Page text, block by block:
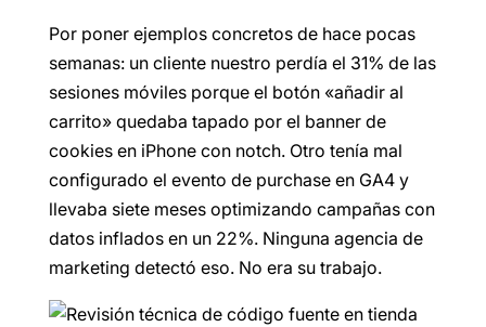
Por poner ejemplos concretos de hace pocas
semanas: un cliente nuestro perdía el 31% de las
sesiones móviles porque el botón «añadir al
carrito» quedaba tapado por el banner de
cookies en iPhone con notch. Otro tenía mal
configurado el evento de purchase en GA4 y
llevaba siete meses optimizando campañas con
datos inflados en un 22%. Ninguna agencia de
marketing detectó eso. No era su trabajo.